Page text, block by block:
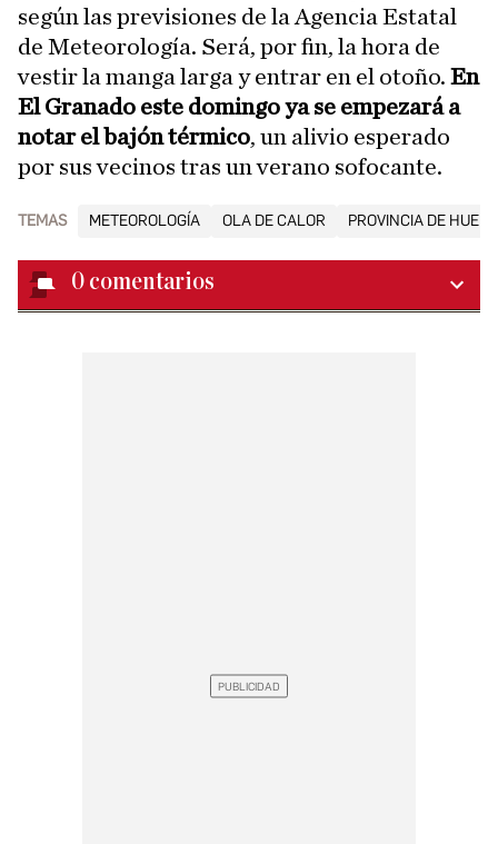
según las previsiones de la Agencia Estatal
de Meteorología. Será, por fin, la hora de
vestir la manga larga y entrar en el otoño. En
El Granado este domingo ya se empezará a
notar el bajón térmico, un alivio esperado
por sus vecinos tras un verano sofocante.
TEMAS METEOROLOGÍA OLA DE CALOR PROVINCIA DE
0 comentarios